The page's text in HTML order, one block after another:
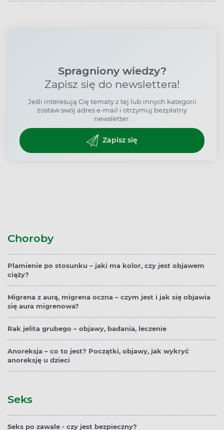
Spragniony wiedzy?
Zapisz się do newslettera!
Jeśli interesują Cię tematy z tej lub innych kategorii
zostaw swój adres e-mail i otrzymuj bezpłatny
newsletter.
Zapisz się
Choroby
Plamienie po stosunku – jaki ma kolor, czy jest objawem
ciąży?
Migrena z aurą, migrena oczna – czym jest i jak się objawia
się aura migrenowa?
Rak jelita grubego – objawy, badania, leczenie
Anoreksja – co to jest? Początki, objawy, jak wykryć
anoreksję u dzieci
Seks
Seks po zawale - czy jest bezpieczny?